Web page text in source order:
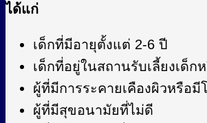
ได้แก่
เด็กที่มีอายุตั้งแต่ 2-6 ปี
เด็กที่อยู่ในสถานรับเลี้ยงเด็ก
ผู้ที่มีการระคายเคืองผิวหรือมี
ผู้ที่มีสุขอนามัยที่ไม่ดี